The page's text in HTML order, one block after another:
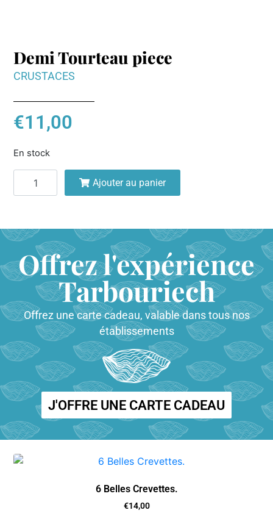
Demi Tourteau piece
CRUSTACES
€11,00
En stock
Ajouter au panier
Offrez l'expérience
Tarbouriech
Offrez une carte cadeau, valable dans tous nos
établissements
J'OFFRE UNE CARTE CADEAU
6 Belles Crevettes.
€14,00